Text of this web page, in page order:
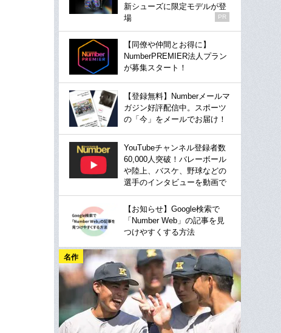
新シューズに限定モデルが登
場
PR
【同僚や仲間とお得に】
NumberPREMIER法人プラン
が募集スタート！
【登録無料】Numberメールマ
ガジン好評配信中。スポーツ
の「今」をメールでお届け！
YouTubeチャンネル登録者数
60,000人突破！バレーボール
や陸上、バスケ、野球などの
選手のインタビューを動画で
【お知らせ】Google検索で
「Number Web」の記事を見
つけやすくする方法
名作